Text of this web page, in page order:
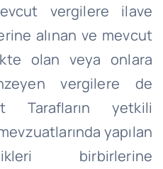
vergilere ilave
alınan ve mevcut
olan veya onlara
vergilere de
Tarafların yetkili
yapılan
birbirlerine